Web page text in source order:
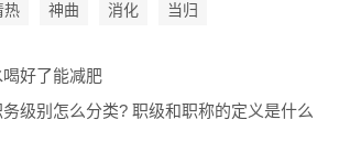
热 神曲 消化 当归
喝好了能减肥
务级别怎么分类? 职级和职称的定义是什么